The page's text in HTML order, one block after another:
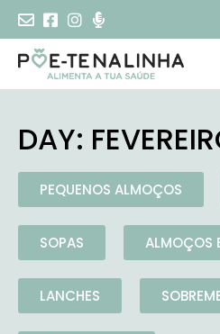
DAY:
PEQUENOS ALMOÇOS
SOPAS ALMOÇOS
LANCHES